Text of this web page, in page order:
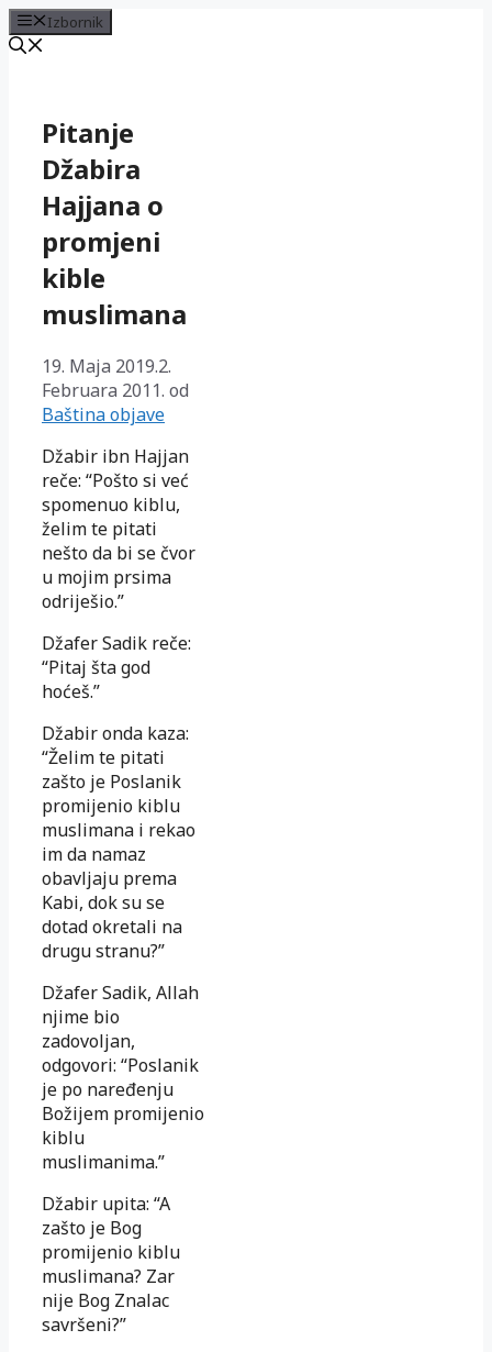
Izbornik
sadržajPitanje
Džabira
Hajjana o
promjeni
kible
muslimana
19. Maja 2019.2.
Februara 2011. od
Baština objave
Džabir ibn Hajjan
reče: “Pošto si već
spomenuo kiblu,
želim te pitati
nešto da bi se čvor
u mojim prsima
odriješio.”
Džafer Sadik reče:
“Pitaj šta god
hoćeš.”
Džabir onda kaza:
“Želim te pitati
zašto je Poslanik
promijenio kiblu
muslimana i rekao
im da namaz
obavljaju prema
Kabi, dok su se
dotad okretali na
drugu stranu?”
Džafer Sadik, Allah
njime bio
zadovoljan,
odgovori: “Poslanik
je po naređenju
Božijem promijenio
kiblu
muslimanima.”
Džabir upita: “A
zašto je Bog
promijenio kiblu
muslimana? Zar
nije Bog Znalac
savršeni?”